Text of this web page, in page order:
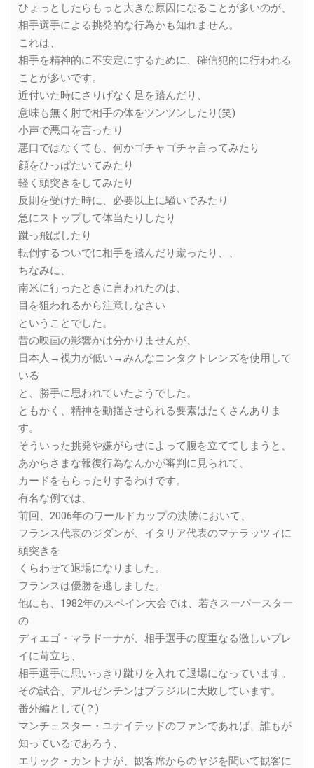
ひょっとしたらもっと大きな原因になることが多いのが、
相手選手による挑発的な行為かも知れません。
これは、
相手を精神的に不安定にするために、確信犯的に行われる
ことが多いです。
近付いた時にさりげなく足を踏んだり、
意味も無く肘で相手の体をツンツンしたり(笑)
小声で悪口を言ったり
悪口ではなくても、何かゴチャゴチャ言ってみたり
顔をひっぱたいてみたり
軽く頭突きをしてみたり
反則を受けた時に、必要以上に騒いでみたり
急にストップして体当たりしたり
蹴っ飛ばしたり
転倒するついでに相手を踏んだり蹴ったり、、
ちなみに、
南米に行ったときに言われたのは、
目を狙われるから注意しなさい
ということでした。
昔の映画の影響かは分かりませんが、
日本人→視力が低い→みんなコンタクトレンズを使用して
いる
と、勝手に思われていたようでした。
ともかく、精神を動揺させられる要素はたくさんありま
す。
そういった挑発や嫌がらせによって腹を立ててしまうと、
あからさまな報復行為なんかが審判に見られて、
カードをもらったりするわけです。
有名な例では、
前回、2006年のワールドカップの決勝において、
フランス代表のジダンが、イタリア代表のマテラッツィに
頭突きを
くらわせて退場になりました。
フランスは優勝を逃しました。
他にも、1982年のスペイン大会では、若きスーパースター
の
ディエゴ・マラドーナが、相手選手の度重なる激しいプレ
イに苛立ち、
相手選手に思いっきり蹴りを入れて退場になっています。
その試合、アルゼンチンはブラジルに大敗しています。
番外編として(？)
マンチェスター・ユナイテッドのファンであれば、誰もが
知っているであろう、
エリック・カントナが、観客席からのヤジを聞いて観客に